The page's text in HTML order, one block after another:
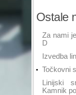
Ostale
Za nami
D
Izvedba
Točkovni
Linijski
Kamnik